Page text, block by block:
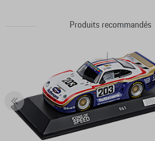
Produits recommandés